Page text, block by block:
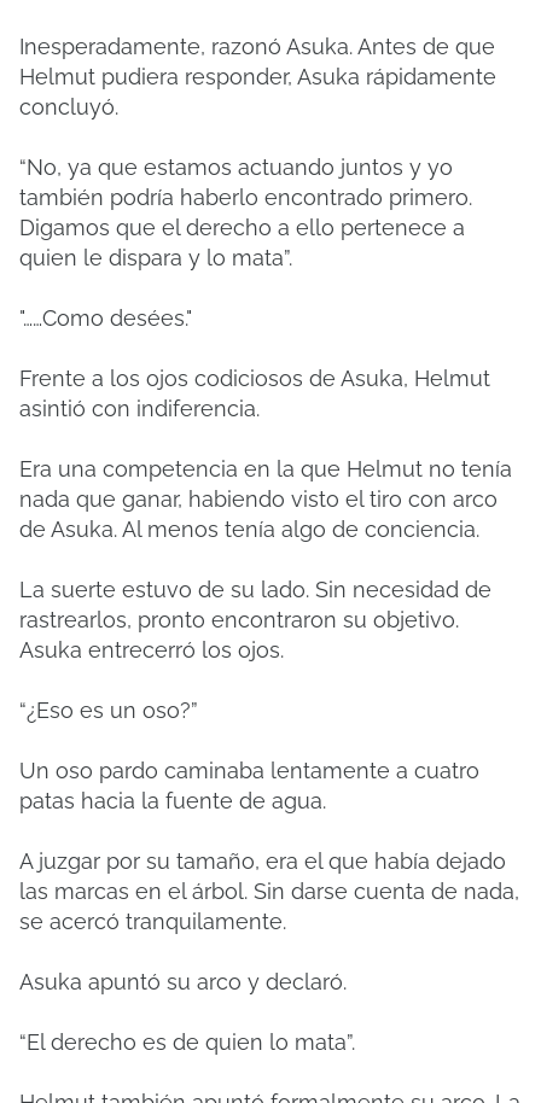
Inesperadamente, razonó Asuka. Antes de que
Helmut pudiera responder, Asuka rápidamente
concluyó.
“No, ya que estamos actuando juntos y yo
también podría haberlo encontrado primero.
Digamos que el derecho a ello pertenece a
quien le dispara y lo mata”.
"……Como desées."
Frente a los ojos codiciosos de Asuka, Helmut
asintió con indiferencia.
Era una competencia en la que Helmut no tenía
nada que ganar, habiendo visto el tiro con arco
de Asuka. Al menos tenía algo de conciencia.
La suerte estuvo de su lado. Sin necesidad de
rastrearlos, pronto encontraron su objetivo.
Asuka entrecerró los ojos.
“¿Eso es un oso?”
Un oso pardo caminaba lentamente a cuatro
patas hacia la fuente de agua.
A juzgar por su tamaño, era el que había dejado
las marcas en el árbol. Sin darse cuenta de nada,
se acercó tranquilamente.
Asuka apuntó su arco y declaró.
“El derecho es de quien lo mata”.